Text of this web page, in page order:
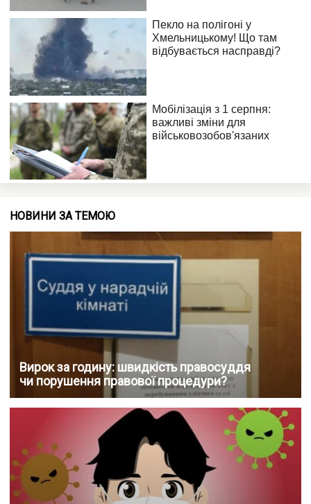
НОВИНИ ЗА ТЕМОЮ
Вирок за годину: швидкість правосуддя
чи порушення правової процедури?